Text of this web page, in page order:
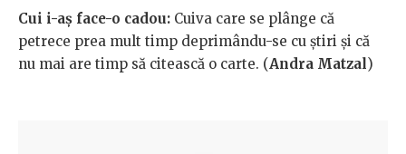
Cui i-aș face-o cadou: Cuiva care se plânge că
petrece prea mult timp deprimându-se cu știri și că
nu mai are timp să citească o carte. (Andra Matzal)